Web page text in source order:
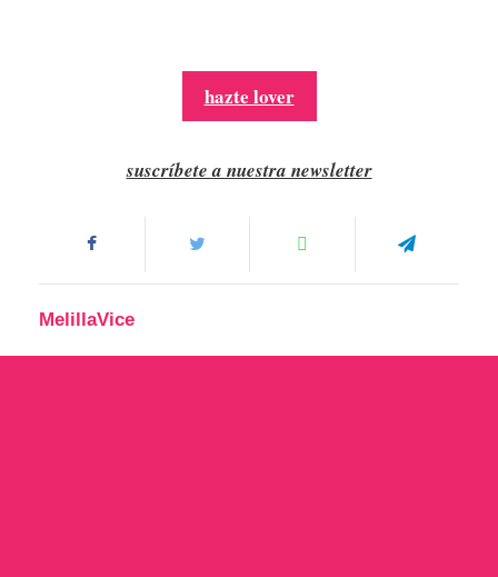
hazte lover
suscríbete a nuestra newsletter
MelillaVice